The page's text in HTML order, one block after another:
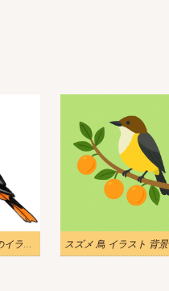
オリオールの鳴き鳥のイラスト スズメ 鳥 イラスト 背景